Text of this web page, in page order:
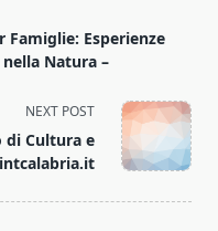
Famiglie: Esperienze
Natura –
NEXT POST
di Cultura e